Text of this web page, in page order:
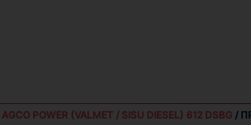
AGCO POWER (VALMET / SISU DIESEL) 612 DSBG/